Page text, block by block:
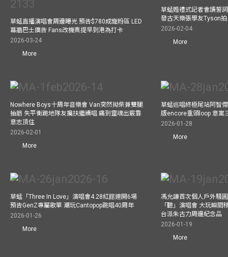
草蜢直播演唱會周邊曝光 預告$780成寵粉區 LED
幕牆巴士廣告 Fans改機票提早到港為打卡
2026-03-24
More
草蜢婚禮式記者會讀誓
發古天樂張學友Tyson
2026-02-04
More
Nowhere Boys十周年音樂會 Van突然拗柴兼雙腿
抽筋 失平衡跪地隊友攙扶繼續唱 痛到靈魂出竅靠
意志頂住
2026-02-01
More
草蜢巡唱終極尾站阿智
版encore重頭loop 意寓
2026-01-28
More
草蜢「Three In Love」演唱會4.28紅館連開6場
預告GenZ專屬歌單 潮玩Cantopop跳唱40周年
2026-01-26
More
馮允謙首次個人戶外騷
「聽」演唱會 大玩瞬
台派朱古力周邊紀念品
2026-01-19
More